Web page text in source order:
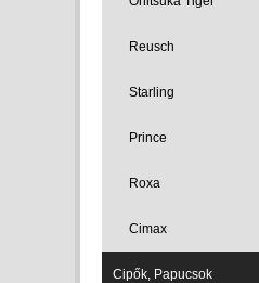
Reusch
Starling
Prince
Roxa
Cimax
Cipők, Papucsok